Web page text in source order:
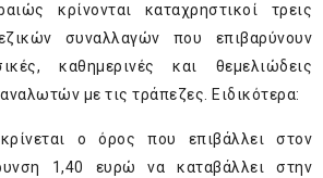
κρίνονται καταχρηστικοί τρεις
συναλλαγών που επιβαρύνουν
καθημερινές και θεμελιώδεις
με τις τράπεζες. Ειδικότερα:
ο όρος που επιβάλλει στον
1,40 ευρώ να καταβάλλει στην